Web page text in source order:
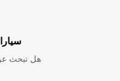
هل تبحث